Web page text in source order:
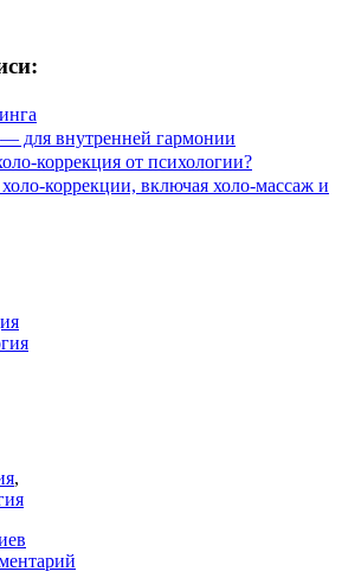
для внутренней гармонии
коррекция от психологии?
коррекции, включая холо-массаж и
,